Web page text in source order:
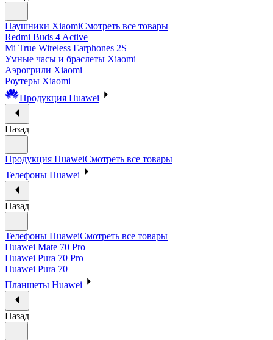
Наушники XiaomiСмотреть все товары
Redmi Buds 4 Active
Mi True Wireless Earphones 2S
Умные часы и браслеты Xiaomi
Аэрогрили Xiaomi
Роутеры Xiaomi
Продукция Huawei
Назад
Продукция HuaweiСмотреть все товары
Телефоны Huawei
Назад
Телефоны HuaweiСмотреть все товары
Huawei Mate 70 Pro
Huawei Pura 70 Pro
Huawei Pura 70
Планшеты Huawei
Назад